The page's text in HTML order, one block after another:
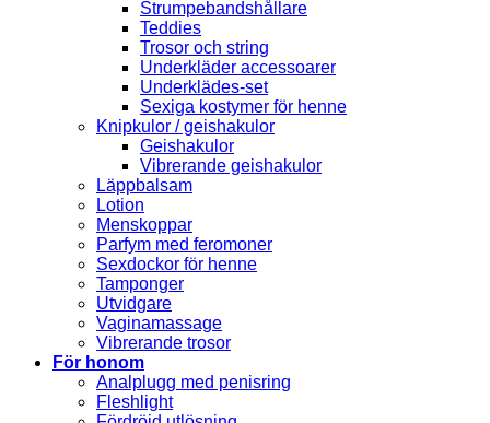
Strumpebandshållare
Teddies
Trosor och string
Underkläder accessoarer
Underklädes-set
Sexiga kostymer för henne
Knipkulor / geishakulor
Geishakulor
Vibrerande geishakulor
Läppbalsam
Lotion
Menskoppar
Parfym med feromoner
Sexdockor för henne
Tamponger
Utvidgare
Vaginamassage
Vibrerande trosor
För honom
Analplugg med penisring
Fleshlight